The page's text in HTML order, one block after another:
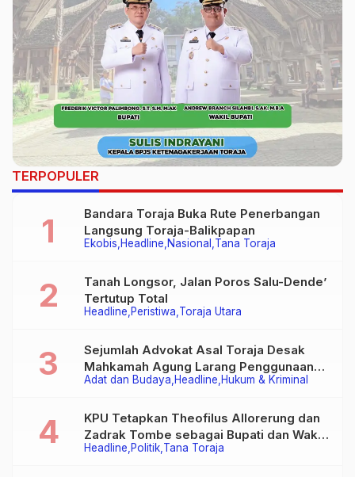
TERPOPULER
Ekobis Headline Nasional Tana Toraja
Bandara Toraja Buka Rute Penerbangan
Langsung Toraja-Balikpapan
Headline Peristiwa Toraja Utara
Tanah Longsor, Jalan Poros Salu-Dende’
Tertutup Total
Adat dan Budaya Headline Hukum & Kriminal
Sejumlah Advokat Asal Toraja Desak
Mahkamah Agung Larang Penggunaan
Alat Berat pada Eksekusi Rumah Adat
Headline Politik Tana Toraja
KPU Tetapkan Theofilus Allorerung dan
Zadrak Tombe sebagai Bupati dan Wakil
Bupati Tana Toraja Terpilih